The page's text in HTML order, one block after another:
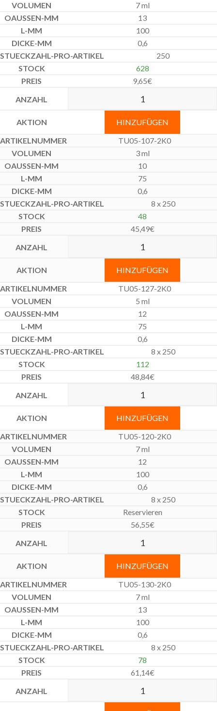
7 ml
13
100
0,6
250
628
9,65€
HINZUFÜGEN
TU05-107-2K0
3 ml
10
75
0,6
8 x 250
48
45,49€
HINZUFÜGEN
TU05-127-2K0
5 ml
12
75
0,6
8 x 250
112
48,84€
HINZUFÜGEN
TU05-120-2K0
7 ml
12
100
0,6
8 x 250
Reservieren
56,55€
HINZUFÜGEN
TU05-130-2K0
7 ml
13
100
0,6
8 x 250
78
61,14€